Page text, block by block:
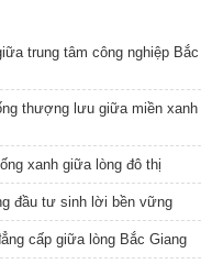
trung tâm công nghiệp Bắc
thượng lưu giữa miền xanh
xanh giữa lòng đô thị
đầu tư sinh lời bền vững
cấp giữa lòng Bắc Giang